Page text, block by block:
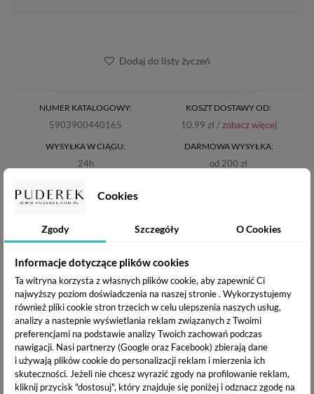
Cookies
Zgody Szczegóły O Cookies
Informacje dotyczące plików cookies
Ta witryna korzysta z własnych plików cookie, aby zapewnić Ci
najwyższy poziom doświadczenia na naszej stronie . Wykorzystujemy
również pliki cookie stron trzecich w celu ulepszenia naszych usług,
analizy a nastepnie wyświetlania reklam związanych z Twoimi
preferencjami na podstawie analizy Twoich zachowań podczas
nawigacji. Nasi partnerzy (Google oraz Facebook) zbierają dane
i używają plików cookie do personalizacji reklam i mierzenia ich
skuteczności. Jeżeli nie chcesz wyrazić zgody na profilowanie reklam,
kliknij przycisk "dostosuj", który znajduje się poniżej i odznacz zgodę na
NUMER KATALOGOWY:
5903900440165
WYSYŁKA W CIĄGU:
24h
KOSZT DOSTAWY OD:
10.99 zł /zobacz więcej
DARMOWA WYSYŁKA:
od 200 zł
Dodaj do listy życzeń
EXCELLENT PRO PRODUKTY
POWIĄZANE